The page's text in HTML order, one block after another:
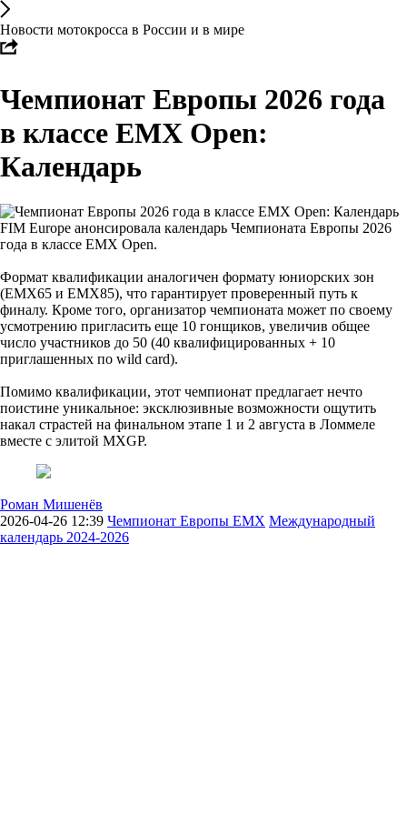
Новости мотокросса в России и в мире
Чемпионат Европы 2026 года
в классе EMX Open:
Календарь
FIM Europe анонсировала календарь Чемпионата Европы 2026
года в классе EMX Open.
Формат квалификации аналогичен формату юниорских зон
(EMX65 и EMX85), что гарантирует проверенный путь к
финалу. Кроме того, организатор чемпионата может по своему
усмотрению пригласить еще 10 гонщиков, увеличив общее
число участников до 50 (40 квалифицированных + 10
приглашенных по wild card).
Помимо квалификации, этот чемпионат предлагает нечто
поистине уникальное: эксклюзивные возможности ощутить
накал страстей на финальном этапе 1 и 2 августа в Ломмеле
вместе с элитой MXGP.
Роман Мишенёв
2026-04-26 12:39 Чемпионат Европы ЕМХ Международный
календарь 2024-2026